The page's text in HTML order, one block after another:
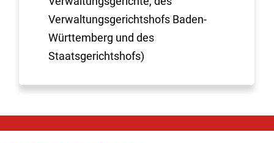
Verwaltungsgerichtshofs Baden-
Württemberg und des
Staatsgerichtshofs)